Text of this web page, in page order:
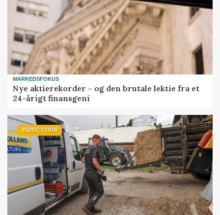
MARKEDSFOKUS
Nye aktierekorder – og den brutale lektie fra et
24-årigt finansgeni
HØST-TOUR